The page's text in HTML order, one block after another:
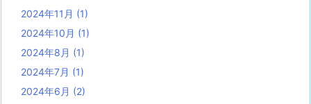
2024年11月 (1)
2024年10月 (1)
2024年8月 (1)
2024年7月 (1)
2024年6月 (2)